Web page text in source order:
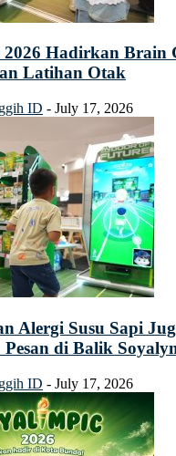
2026 Hadirkan Brain
Latihan Otak
ID - July 17, 2026
Alergi Susu Sapi
Pesan di Balik
ID - July 17, 2026